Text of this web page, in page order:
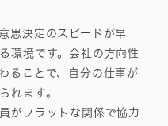
思決定のスピードが早
環境です。会社の方向性
ることで、自分の仕事が
れます。
がフラットな関係で協力